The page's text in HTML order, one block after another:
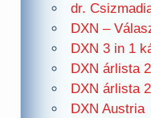
dr.
DXN –
DXN 3 in 1
DXN árlista
DXN árlista
DXN Austria